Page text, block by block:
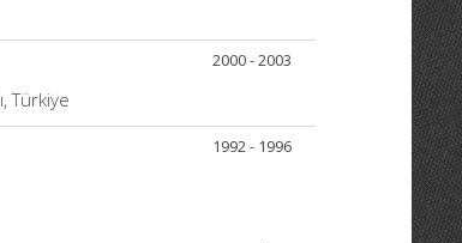
2000 - 2003
Türkiye
1992 - 1996